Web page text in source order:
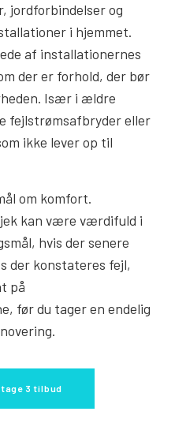
jordforbindelser og
i hjemmet.
af installationernes
der er forhold, der bør
Især i ældre
fejlstrømsafbryder eller
ikke lever op til
om komfort.
kan være værdifuld i
hvis der senere
der konstateres fejl,
på
før du tager en endelig
3 tilbud